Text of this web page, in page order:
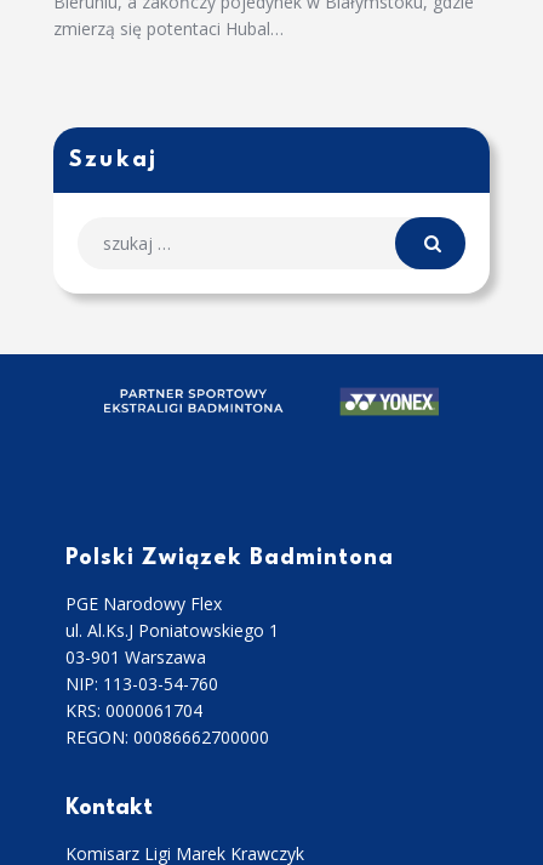
zmierzą się potentaci Hubal…
Szukaj
Polski Związek Badmintona
PGE Narodowy Flex
ul. Al.Ks.J Poniatowskiego 1
03-901 Warszawa
NIP: 113-03-54-760
KRS: 0000061704
REGON: 00086662700000
Kontakt
Komisarz Ligi Marek Krawczyk